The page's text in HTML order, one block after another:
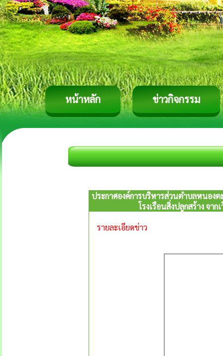
หน้าหลัก ข่าวกิจกรรม
ประกาศองค์การบริหารส่วนตำบลหนอ
โรงเรือนสิ่งปลูกสร้าง จ
รายละเอียดข่าว